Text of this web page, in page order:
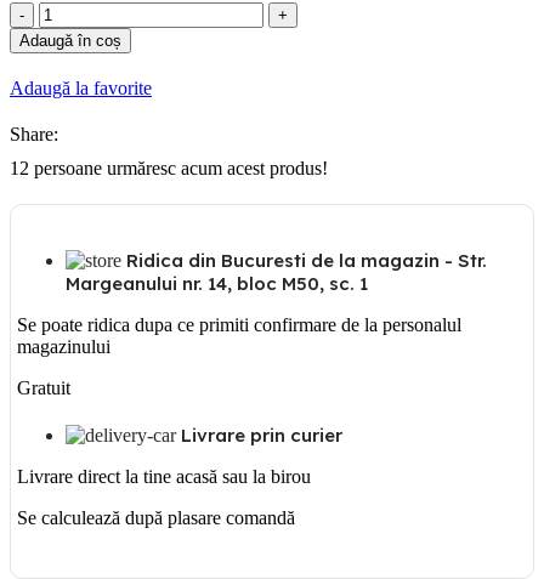
Cantitate
Panasonic
Prelungitor
prize
Schuko,
protectie
cu
Adaugă în coș
Adaugă la favorite
Share:
12 persoane urmăresc acum acest produs!
Ridica din Bucuresti de la magazin - Str.
Margeanului nr. 14, bloc M50, sc. 1
Se poate ridica dupa ce primiti confirmare de la personalul
magazinului
Gratuit
Livrare prin curier
Livrare direct la tine acasă sau la birou
Se calculează după plasare comandă